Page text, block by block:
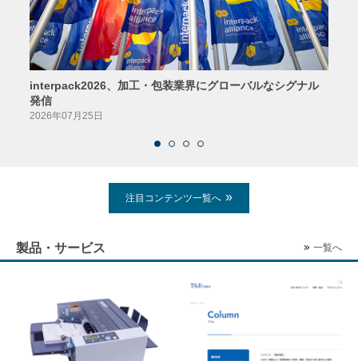
interpack2026、加工・包装業界にグローバルなシグナル
発信
2026年07月25日
注目コンテンツ一覧へ
製品・サービス 一覧へ